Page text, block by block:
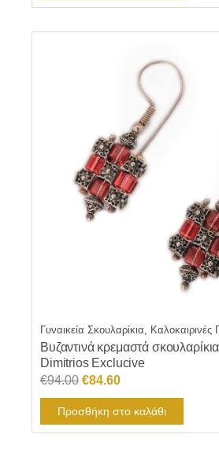
Γυναικεία Σκουλαρίκια,
Βυζαντινά κρεμαστά
Dimitrios Exclucive
€94.00 Original
price
was:
€94.00.
€84.60Η
τρέχουσα
τιμή
είναι:
Προσθήκη στο καλάθι